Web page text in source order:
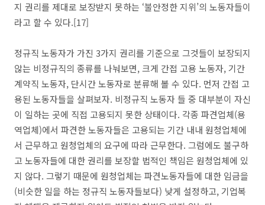
지 권리를 제대로 보장받지 못하는 ‘불안정한 지위’의 노동자들이
라고 할 수 있다.[17]
정규직 노동자가 가진 3가지 권리를 기준으로 그것들이 보장되지
않는 비정규직의 종류를 나눠보면, 크게 간접 고용 노동자, 기간
계약직 노동자, 단시간 노동자로 분류해 볼 수 있다. 먼저 간접 고
용된 노동자들을 살펴보자. 비정규직 노동자 들 중 대부분이 자신
이 일하는 곳에 직접 고용되지 못한 상태이다. 각종 파견업체(용
역업체)에서 파견한 노동자들은 고용되는 기간 내내 원청업체에
서 근무하고 원청업체의 요구에 따라 근무한다. 그럼에도 불구하
고 노동자들에 대한 권리를 보장할 법적인 책임은 원청업체에 있
지 않다. 그렇기 때문에 원청업체는 파견노동자들에 대한 임금을
(비슷한 일을 하는 정규직 노동자들보다) 낮게 설정하고, 기업복